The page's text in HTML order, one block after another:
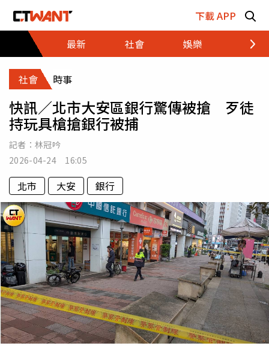
下載 APP
最新
社會 娛樂 財經
社會 時事
快訊／北市大安區銀行驚傳被搶 歹徒
持玩具槍搶銀行被捕
記者： 林冠吟
2026-04-24 16:05
北市 大安 銀行